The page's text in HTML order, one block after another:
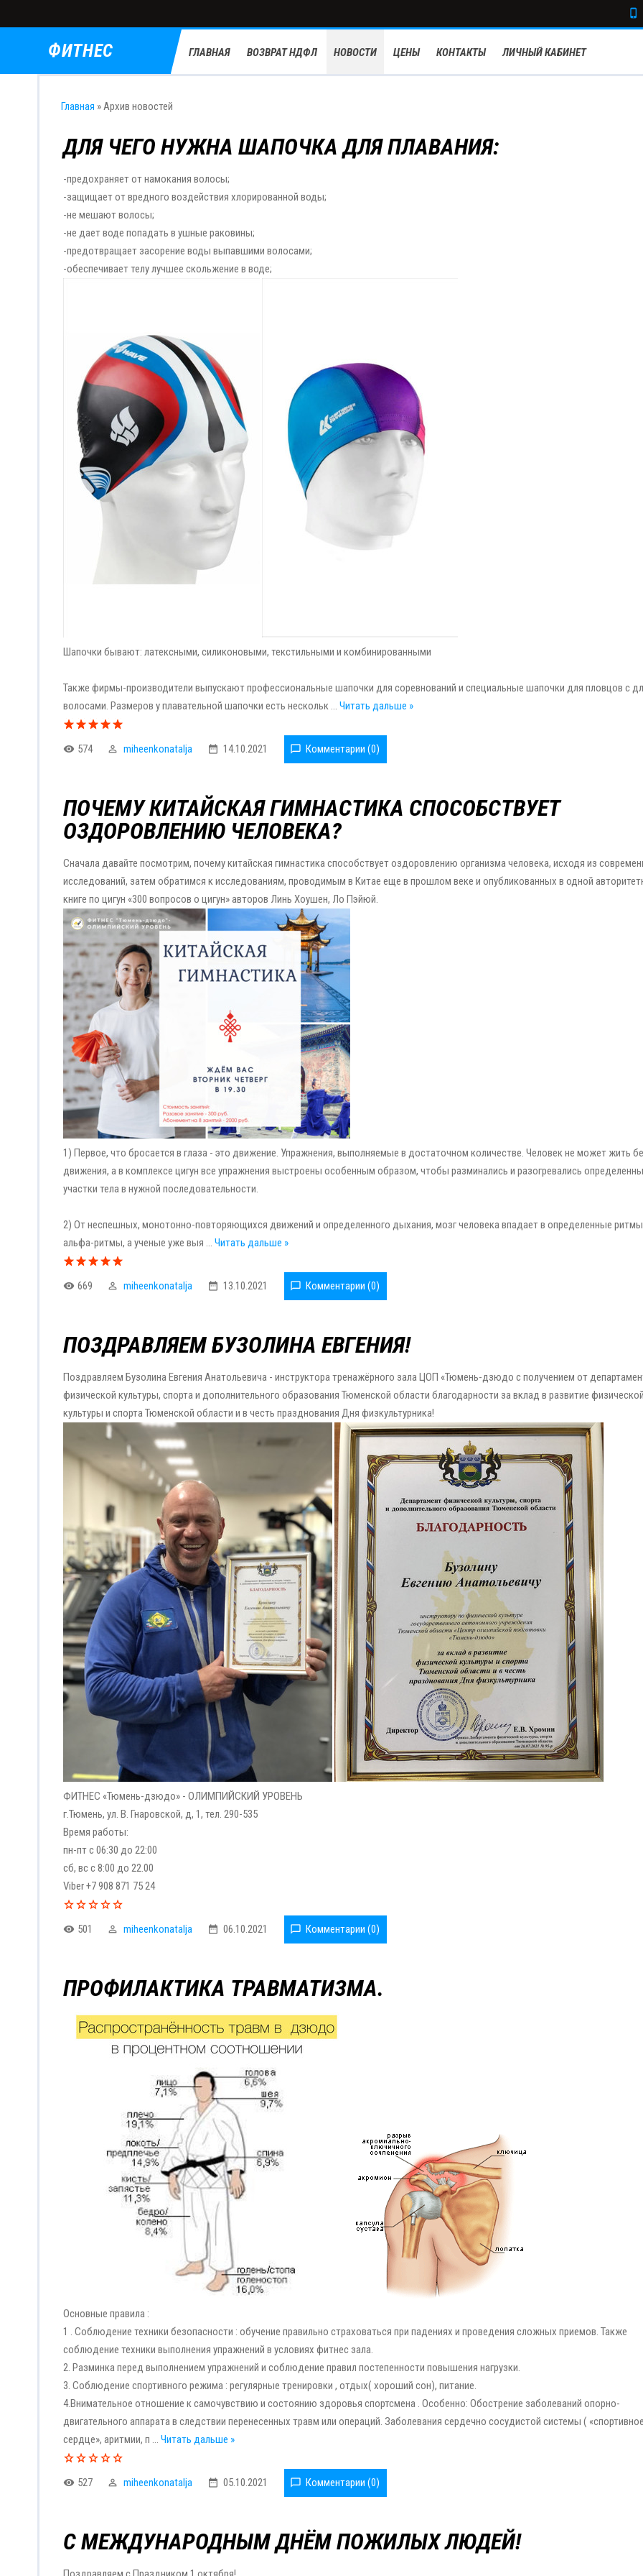
ФИТНЕС ГЛАВНАЯ ВОЗВРАТ НДФЛ НОВОСТИ ЦЕНЫ КОНТАКТЫ ЛИЧНЫЙ КАБИНЕТ
Главная » Архив новостей
ДЛЯ ЧЕГО НУЖНА ШАПОЧКА ДЛЯ ПЛАВАНИЯ:
-предохраняет от намокания волосы;
-защищает от вредного воздействия хлорированной воды;
-не мешают волосы;
-не дает воде попадать в ушные раковины;
-предотвращает засорение воды выпавшими волосами;
-обеспечивает телу лучшее скольжение в воде;
Шапочки бывают: латексными, силиконовыми, текстильными и комбинированными
Также фирмы-производители выпускают профессиональные шапочки для соревнований и специальные шапочки для пловцов с
волосами. Размеров у плавательной шапочки есть нескольк
Читать дальше »
574 miheenkonatalja 14.10.2021 Комментарии (0)
ПОЧЕМУ КИТАЙСКАЯ ГИМНАСТИКА СПОСОБСТВУЕТ
ОЗДОРОВЛЕНИЮ ЧЕЛОВЕКА?
Сначала давайте посмотрим, почему китайская гимнастика способствует оздоровлению организма человека, исходя из
исследований, затем обратимся к исследованиям, проводимым в Китае еще в прошлом веке и опубликованных в одной
книге по цигун «300 вопросов о цигун» авторов Линь Хоушен, Ло Пэйюй.
1) Первое, что бросается в глаза - это движение. Упражнения, выполняемые в достаточном количестве. Человек не может жить
движения, а в комплексе цигун все упражнения выстроены особенным образом, чтобы разминались и разогревались
участки тела в нужной последовательности.
2) От неспешных, монотонно-повторяющихся движений и определенного дыхания, мозг человека впадает в определенные
альфа-ритмы, а ученые уже выя
Читать дальше »
669 miheenkonatalja 13.10.2021 Комментарии (0)
ПОЗДРАВЛЯЕМ БУЗОЛИНА ЕВГЕНИЯ!
Поздравляем Бузолина Евгения Анатольевича - инструктора тренажёрного зала ЦОП «Тюмень-дзюдо с получением от
физической культуры, спорта и дополнительного образования Тюменской области благодарности за вклад в развитие
культуры и спорта Тюменской области и в честь празднования Дня физкультурника!
ФИТНЕС «Тюмень-дзюдо» - ОЛИМПИЙСКИЙ УРОВЕНЬ
г.Тюмень, ул. В. Гнаровской, д, 1, тел. 290-535
Время работы:
пн-пт с 06:30 до 22:00
сб, вс с 8:00 до 22.00
Viber +7 908 871 75 24
501 miheenkonatalja 06.10.2021 Комментарии (0)
ПРОФИЛАКТИКА ТРАВМАТИЗМА.
Основные правила :
1 . Соблюдение техники безопасности : обучение правильно страховаться при падениях и проведения сложных приемов. Также
соблюдение техники выполнения упражнений в условиях фитнес зала.
2. Разминка перед выполнением упражнений и соблюдение правил постепенности повышения нагрузки.
3. Соблюдение спортивного режима : регулярные тренировки , отдых( хороший сон), питание.
4.Внимательное отношение к самочувствию и состоянию здоровья спортсмена . Особенно: Обострение заболеваний опорно-
двигательного аппарата в следствии перенесенных травм или операций. Заболевания сердечно сосудистой системы (
сердце», аритмии, п
Читать дальше »
527 miheenkonatalja 05.10.2021 Комментарии (0)
С МЕЖДУНАРОДНЫМ ДНЁМ ПОЖИЛЫХ ЛЮДЕЙ!